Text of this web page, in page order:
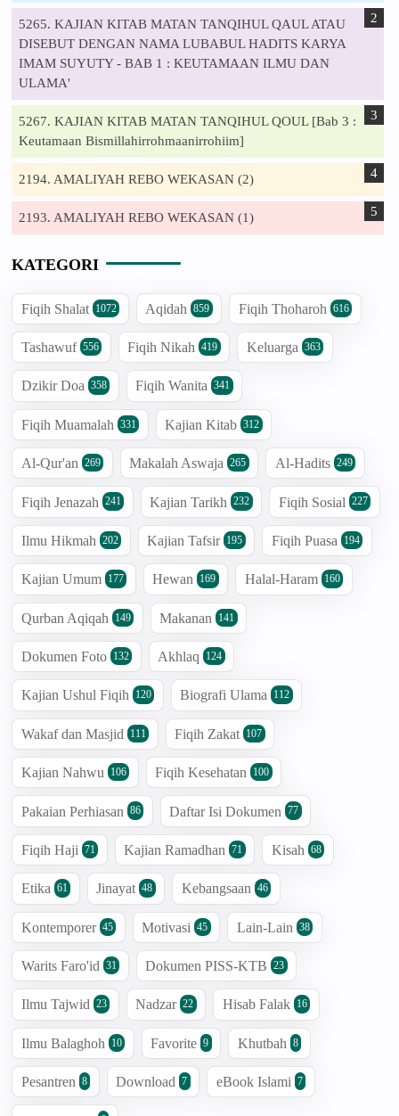
5265. KAJIAN KITAB MATAN TANQIHUL QAUL ATAU
DISEBUT DENGAN NAMA LUBABUL HADITS KARYA
IMAM SUYUTY - BAB 1 : KEUTAMAAN ILMU DAN
ULAMA'
5267. KAJIAN KITAB MATAN TANQIHUL QOUL [Bab 3 :
Keutamaan Bismillahirrohmaanirrohiim]
2194. AMALIYAH REBO WEKASAN (2)
2193. AMALIYAH REBO WEKASAN (1)
KATEGORI
Fiqih Shalat 1072 Aqidah 859 Fiqih Thoharoh 616
Tashawuf 556 Fiqih Nikah 419 Keluarga 363
Dzikir Doa 358 Fiqih Wanita 341
Fiqih Muamalah 331 Kajian Kitab 312
Al-Qur'an 269 Makalah Aswaja 265 Al-Hadits 249
Fiqih Jenazah 241 Kajian Tarikh 232 Fiqih Sosial 227
Ilmu Hikmah 202 Kajian Tafsir 195 Fiqih Puasa 194
Kajian Umum 177 Hewan 169 Halal-Haram 160
Qurban Aqiqah 149 Makanan 141
Dokumen Foto 132 Akhlaq 124
Kajian Ushul Fiqih 120 Biografi Ulama 112
Wakaf dan Masjid 111 Fiqih Zakat 107
Kajian Nahwu 106 Fiqih Kesehatan 100
Pakaian Perhiasan 86 Daftar Isi Dokumen 77
Fiqih Haji 71 Kajian Ramadhan 71 Kisah 68
Etika 61 Jinayat 48 Kebangsaan 46
Kontemporer 45 Motivasi 45 Lain-Lain 38
Warits Faro'id 31 Dokumen PISS-KTB 23
Ilmu Tajwid 23 Nadzar 22 Hisab Falak 16
Ilmu Balaghoh 10 Favorite 9 Khutbah 8
Pesantren 8 Download 7 eBook Islami 7